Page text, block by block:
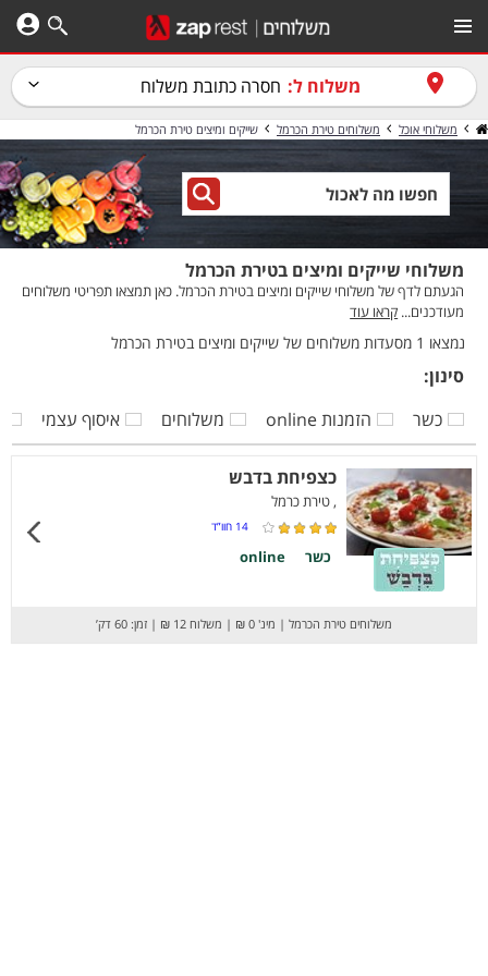
משלוח ל: חסרה כתובת משלוח
משלוחי אוכל משלוחים טירת הכרמל שייקים ומיצים טירת הכרמל
משלוחי שייקים ומיצים בטירת הכרמל
הגעתם לדף של משלוחי שייקים ומיצים בטירת הכרמל. כאן תמצאו תפריטי משלוחים
מעודכנים... קראו עוד
נמצאו 1 מסעדות משלוחים של שייקים ומיצים בטירת הכרמל
סינון:
כשר
הזמנות online משלוחים איסוף עצמי
כצפיחת בדבש
, טירת כרמל
14 חוו”ד
כשר online
משלוחים טירת הכרמל | מינ' 0 ₪ | משלוח 12 ₪ | זמן: 60 דק’